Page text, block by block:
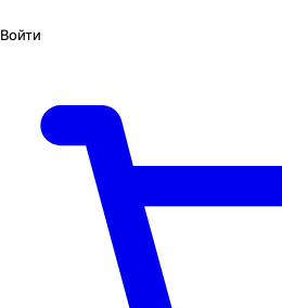
Войти